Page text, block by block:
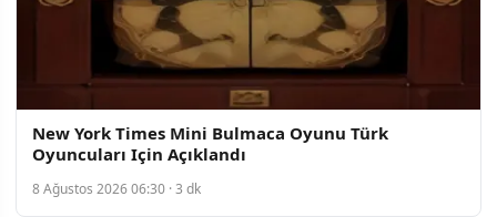
New York Times Mini Bulmaca Oyunu Türk
Oyuncuları Için Açıklandı
8 Ağustos 2026 06:30 · 3 dk